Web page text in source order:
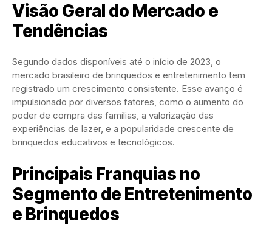
Visão Geral do Mercado e
Tendências
Segundo dados disponíveis até o início de 2023, o
mercado brasileiro de brinquedos e entretenimento tem
registrado um crescimento consistente. Esse avanço é
impulsionado por diversos fatores, como o aumento do
poder de compra das famílias, a valorização das
experiências de lazer, e a popularidade crescente de
brinquedos educativos e tecnológicos.
Principais Franquias no
Segmento de Entretenimento
e Brinquedos